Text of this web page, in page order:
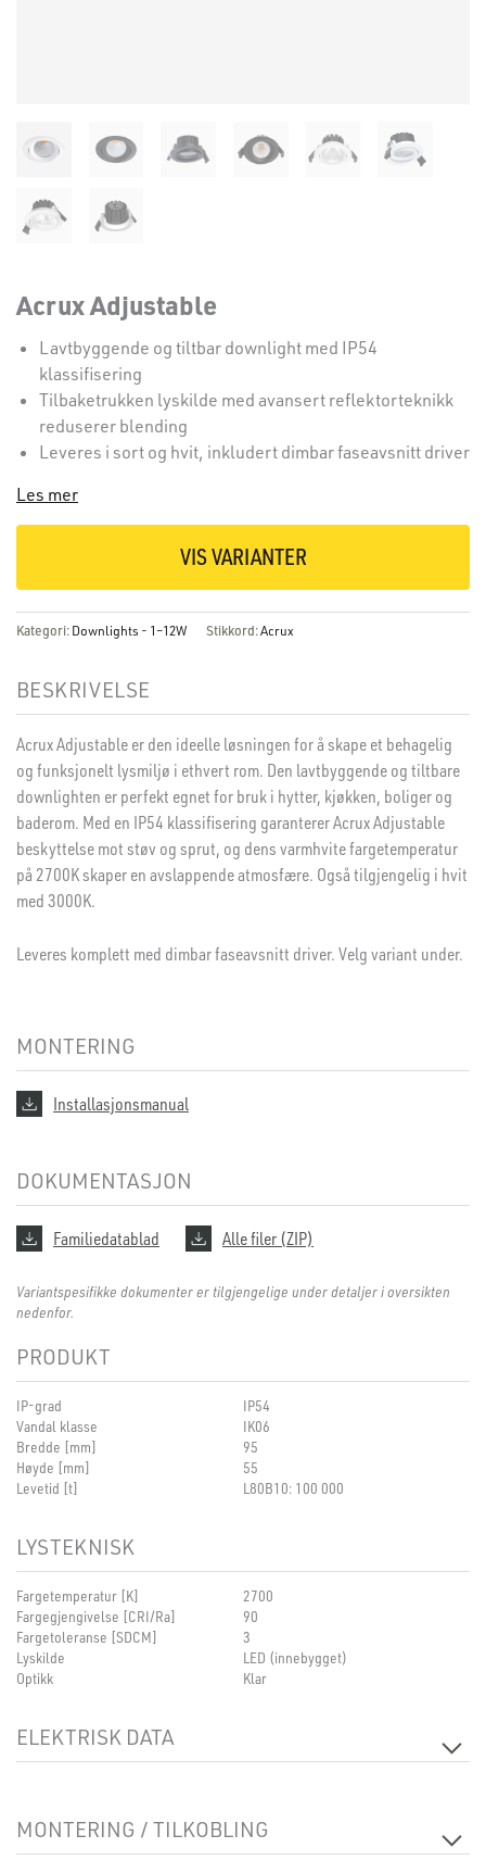
Acrux Adjustable
Lavtbyggende og tiltbar downlight med IP54
klassifisering
Tilbaketrukken lyskilde med avansert reflektorteknikk
reduserer blending
Leveres i sort og hvit, inkludert dimbar faseavsnitt driver
Les mer
VIS VARIANTER
Kategori: Downlights - 1–12W Stikkord:Acrux
BESKRIVELSE
Acrux Adjustable er den ideelle løsningen for å skape et behagelig
og funksjonelt lysmiljø i ethvert rom. Den lavtbyggende og tiltbare
downlighten er perfekt egnet for bruk i hytter, kjøkken, boliger og
baderom. Med en IP54 klassifisering garanterer Acrux Adjustable
beskyttelse mot støv og sprut, og dens varmhvite fargetemperatur
på 2700K skaper en avslappende atmosfære. Også tilgjengelig i hvit
med 3000K.
Leveres komplett med dimbar faseavsnitt driver. Velg variant under.
MONTERING
Installasjonsmanual
DOKUMENTASJON
Familiedatablad Alle filer (ZIP)
Variantspesifikke dokumenter er tilgjengelige under detaljer i oversikten
nedenfor.
PRODUKT
IP-grad
IP54
Vandal klasse
IK06
Bredde [mm]
95
Høyde [mm]
55
Levetid [t]
L80B10: 100 000
LYSTEKNISK
Fargetemperatur [K]
2700
Fargegjengivelse [CRI/Ra]
90
Fargetoleranse [SDCM]
3
Lyskilde
LED (innebygget)
Optikk
Klar
ELEKTRISK DATA
Isolasjonsklasse
2
MONTERING / TILKOBLING